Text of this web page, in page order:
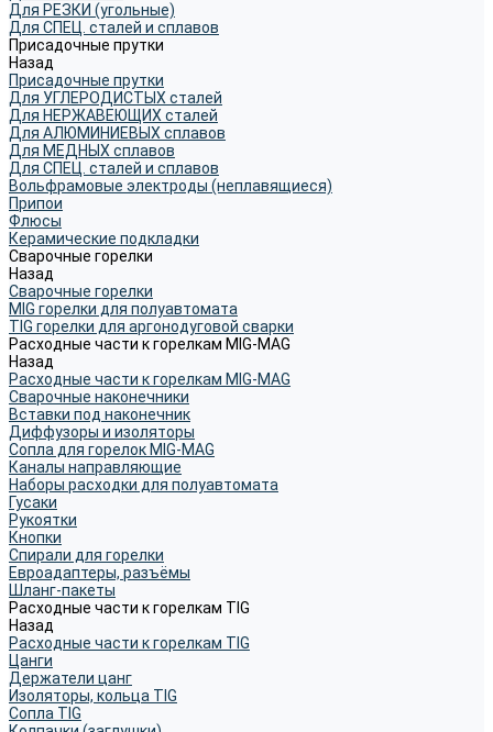
Для РЕЗКИ (угольные)
Для СПЕЦ. сталей и сплавов
Присадочные прутки
Назад
Присадочные прутки
Для УГЛЕРОДИСТЫХ сталей
Для НЕРЖАВЕЮЩИХ сталей
Для АЛЮМИНИЕВЫХ сплавов
Для МЕДНЫХ сплавов
Для СПЕЦ. сталей и сплавов
Вольфрамовые электроды (неплавящиеся)
Припои
Флюсы
Керамические подкладки
Сварочные горелки
Назад
Сварочные горелки
MIG горелки для полуавтомата
TIG горелки для аргонодуговой сварки
Расходные части к горелкам MIG-MAG
Назад
Расходные части к горелкам MIG-MAG
Сварочные наконечники
Вставки под наконечник
Диффузоры и изоляторы
Сопла для горелок MIG-MAG
Каналы направляющие
Наборы расходки для полуавтомата
Гусаки
Рукоятки
Кнопки
Спирали для горелки
Евроадаптеры, разъёмы
Шланг-пакеты
Расходные части к горелкам TIG
Назад
Расходные части к горелкам TIG
Цанги
Держатели цанг
Изоляторы, кольца TIG
Сопла TIG